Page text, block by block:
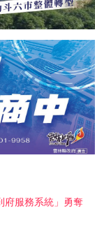
府服務系統」勇奪